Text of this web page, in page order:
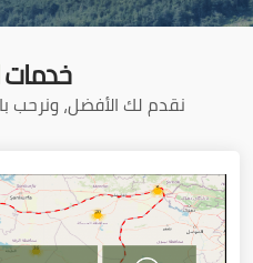
خدمات
نقدم لك الأفضل، ونرحب